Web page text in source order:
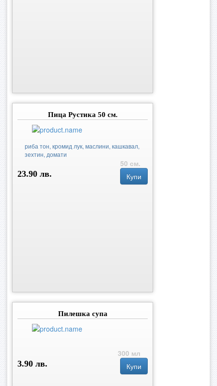
Пица Рустика 50 см.
риба тон, кромид лук, маслини, кашкавал,
зехтин, домати
50 см.
23.90 лв.
Купи
Пилешка супа
300 мл
3.90 лв.
Купи